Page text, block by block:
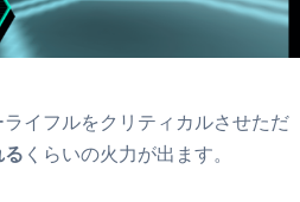
イフルをクリティカルさせただ
くらいの火力が出ます。